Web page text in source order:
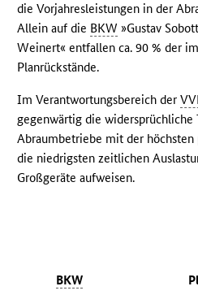
die Vorjahresleistungen in der
Allein auf die BKW »Gustav
Weinert« entfallen ca. 90 % der
Planrückstände.
Im Verantwortungsbereich der
gegenwärtig die widersprüchliche
Abraumbetriebe mit der
die niedrigsten zeitlichen
Großgeräte aufweisen.
BKW